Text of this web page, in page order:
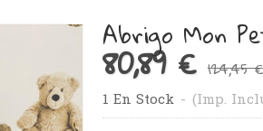
Abrigo Mon
80,89 € 124,45 €
1 En Stock - (Imp.